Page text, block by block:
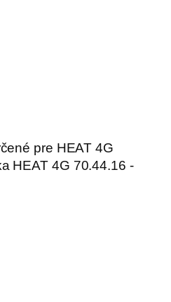
pre HEAT 4G
HEAT 4G 70.44.16 -